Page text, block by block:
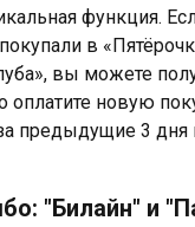
функция.
в
вы можете
оплатите новую
предыдущие 3 дня
"Билайн" и